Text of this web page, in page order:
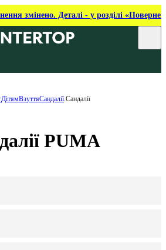
змінено. Деталі - у розділі
ДітямВзуттяСандалії.Сандалії
PUMA